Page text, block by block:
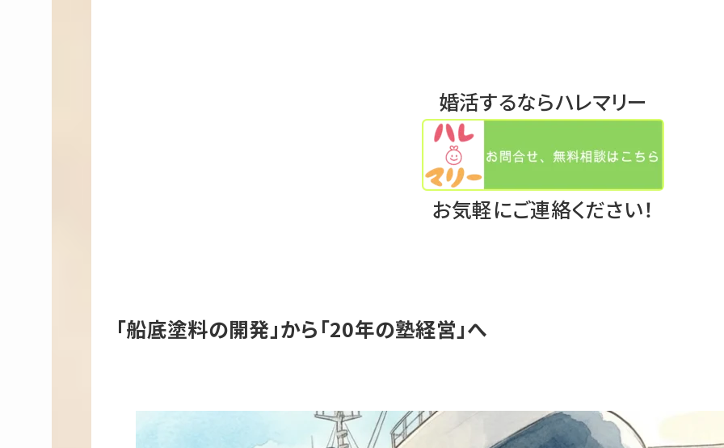
婚活するならハレマリー
お気軽にご連絡ください！
「船底塗料の開発」から「20年の塾経営」へ